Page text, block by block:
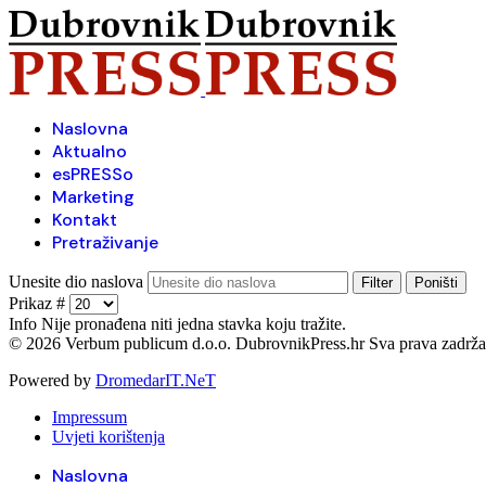
Naslovna
Aktualno
esPRESSo
Marketing
Kontakt
Pretraživanje
Unesite dio naslova Filter Poništi
Prikaz #
Info Nije pronađena niti jedna stavka koju tražite.
© 2026 Verbum publicum d.o.o. DubrovnikPress.hr Sva prava
Powered by DromedarIT.NeT
Impressum
Uvjeti korištenja
Naslovna